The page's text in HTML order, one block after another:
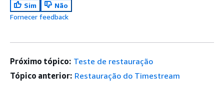
Sim
Não
Fornecer feedback
Próximo tópico: Teste de restauração
Tópico anterior: Restauração do Timestream